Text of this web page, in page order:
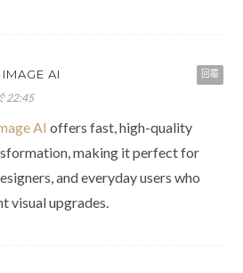
回覆
AI
22:45
AI offers fast, high-quality
making it perfect for
and everyday users who
visual upgrades.